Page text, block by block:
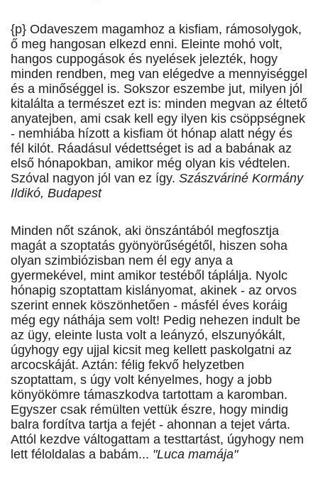
{p} Odaveszem magamhoz a kisfiam, rámosolygok,
ő meg hangosan elkezd enni. Eleinte mohó volt,
hangos cuppogások és nyelések jelezték, hogy
minden rendben, meg van elégedve a mennyiséggel
és a minőséggel is. Sokszor eszembe jut, milyen jól
kitalálta a természet ezt is: minden megvan az éltető
anyatejben, ami csak kell egy ilyen kis csöppségnek
- nemhiába hízott a kisfiam öt hónap alatt négy és
fél kilót. Ráadásul védettséget is ad a babának az
első hónapokban, amikor még olyan kis védtelen.
Szóval nagyon jól van ez így. Szászváriné Kormány
Ildikó, Budapest
Minden nőt szánok, aki önszántából megfosztja
magát a szoptatás gyönyörűségétől, hiszen soha
olyan szimbiózisban nem él egy anya a
gyermekével, mint amikor testéből táplálja. Nyolc
hónapig szoptattam kislányomat, akinek - az orvos
szerint ennek köszönhetően - másfél éves koráig
még egy náthája sem volt! Pedig nehezen indult be
az ügy, eleinte lusta volt a leányzó, elszunyókált,
úgyhogy egy ujjal kicsit meg kellett paskolgatni az
arcocskáját. Aztán: félig fekvő helyzetben
szoptattam, s úgy volt kényelmes, hogy a jobb
könyökömre támaszkodva tartottam a karomban.
Egyszer csak rémülten vettük észre, hogy mindig
balra fordítva tartja a fejét - ahonnan a tejet várta.
Attól kezdve váltogattam a testtartást, úgyhogy nem
lett féloldalas a babám... "Luca mamája"